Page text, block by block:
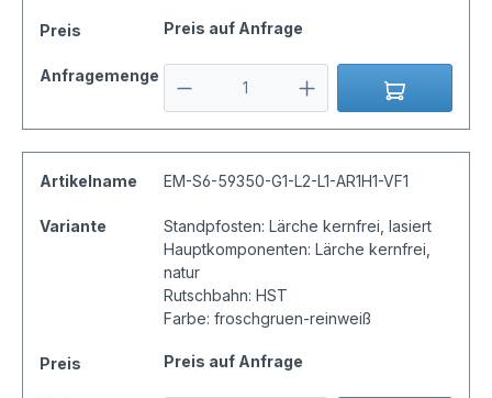
Preis Preis auf Anfrage
Anfragemenge
Artikelname EM-S6-59350-G1-L2-L1-AR1H1-VF1
Variante
Standpfosten: Lärche kernfrei, lasiert
Hauptkomponenten: Lärche kernfrei,
natur
Rutschbahn: HST
Farbe: froschgruen-reinweiß
Preis Preis auf Anfrage